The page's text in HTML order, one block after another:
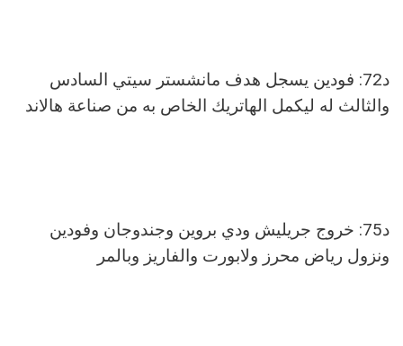
د72: فودين يسجل هدف مانشستر سيتي السادس
والثالث له ليكمل الهاتريك الخاص به من صناعة هالاند
د75: خروج جريليش ودي بروين وجندوجان وفودين
ونزول رياض محرز ولابورت والفاريز وبالمر